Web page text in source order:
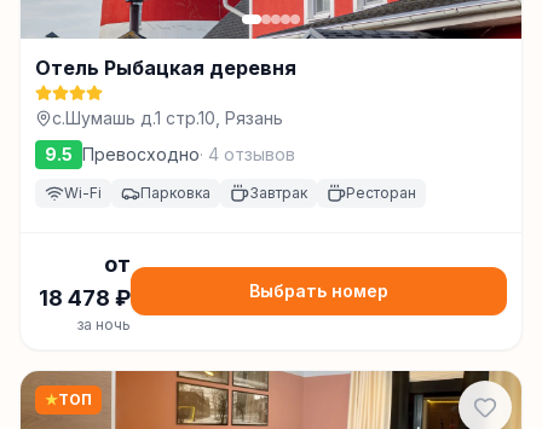
Отель Рыбацкая деревня
с.Шумашь д.1 стр.10, Рязань
9.5 Превосходно· 4 отзывов
Wi-Fi Парковка Завтрак Ресторан
от
18 478 ₽
за ночь
Выбрать номер
★ТОП